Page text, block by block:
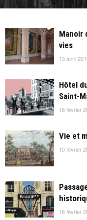
Manoir
vies
13 avril
Hôtel
Saint-
16 février
Vie et
10 février
18 février